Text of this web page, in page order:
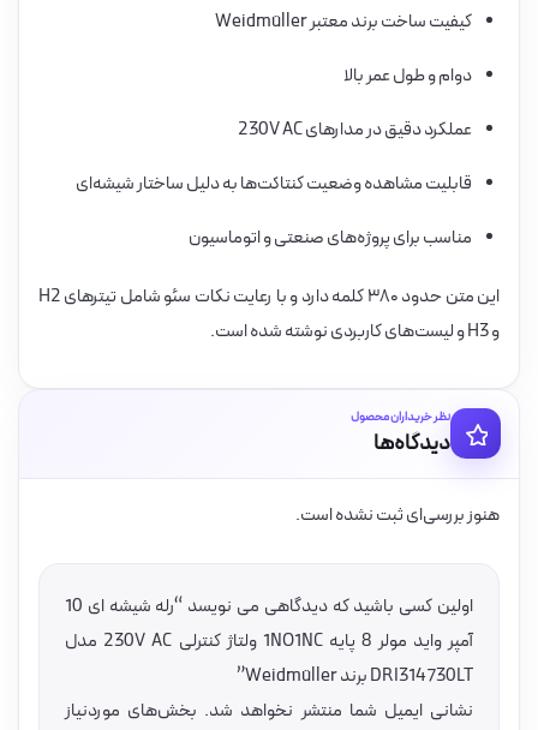
کیفیت ساخت برند معتبر Weidmüller
دوام و طول عمر بالا
عملکرد دقیق در مدارهای 230V AC
قابلیت مشاهده وضعیت کنتاکت‌ها به دلیل ساختار شیشه‌ای
مناسب برای پروژه‌های صنعتی و اتوماسیون
این متن حدود ۳۸۰ کلمه دارد و با رعایت نکات سئو شامل تیترهای H2
و H3 و لیست‌های کاربردی نوشته شده است.
نظر خریداران محصول
دیدگاه‌ها
هنوز بررسی‌ای ثبت نشده است.
اولین کسی باشید که دیدگاهی می نویسد “رله شیشه ای 10
آمپر واید مولر 8 پایه 1NO1NC ولتاژ کنترلی 230V AC مدل
DRI314730LT برند Weidmüller”
نشانی ایمیل شما منتشر نخواهد شد. بخش‌های موردنیاز